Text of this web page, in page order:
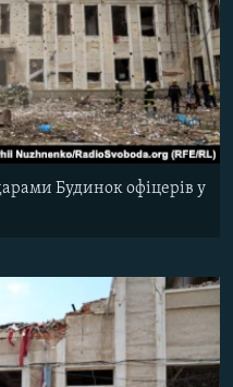
Будинок офіцерів у